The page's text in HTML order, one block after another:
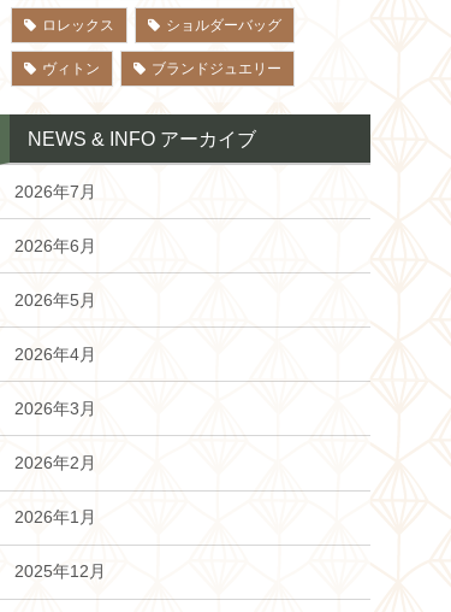
ロレックス ショルダーバッグ
ヴィトン ブランドジュエリー
NEWS & INFO アーカイブ
2026年7月
2026年6月
2026年5月
2026年4月
2026年3月
2026年2月
2026年1月
2025年12月